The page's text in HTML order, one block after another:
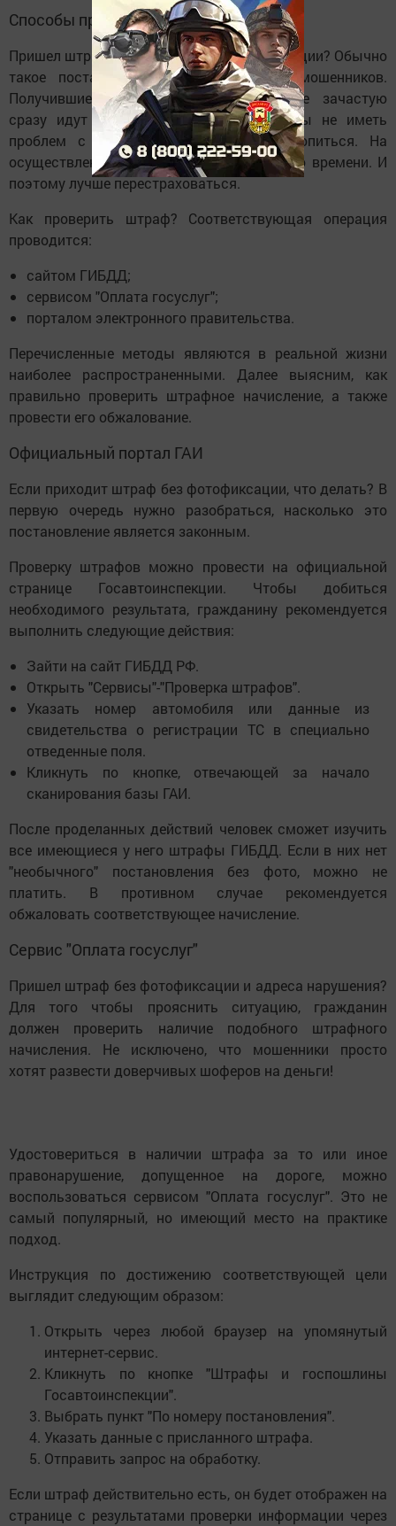
Способы проверки штрафа
Пришел штраф за парковку без фотофиксации? Обычно
такое постановление - это дело рук мошенников.
Получившие "письма счастья" граждане зачастую
сразу идут оплачивать квитанции, чтобы не иметь
проблем с законом. Но лучше не торопиться. На
осуществление платежа отводится немало времени. И
поэтому лучше перестраховаться.
Как проверить штраф? Соответствующая операция
проводится:
сайтом ГИБДД;
сервисом "Оплата госуслуг";
порталом электронного правительства.
Перечисленные методы являются в реальной жизни
наиболее распространенными. Далее выясним, как
правильно проверить штрафное начисление, а также
провести его обжалование.
Официальный портал ГАИ
Если приходит штраф без фотофиксации, что делать? В
первую очередь нужно разобраться, насколько это
постановление является законным.
Проверку штрафов можно провести на официальной
странице Госавтоинспекции. Чтобы добиться
необходимого результата, гражданину рекомендуется
выполнить следующие действия:
Зайти на сайт ГИБДД РФ.
Открыть "Сервисы"-"Проверка штрафов".
Указать номер автомобиля или данные из
свидетельства о регистрации ТС в специально
отведенные поля.
Кликнуть по кнопке, отвечающей за начало
сканирования базы ГАИ.
После проделанных действий человек сможет изучить
все имеющиеся у него штрафы ГИБДД. Если в них нет
"необычного" постановления без фото, можно не
платить. В противном случае рекомендуется
обжаловать соответствующее начисление.
Сервис "Оплата госуслуг"
Пришел штраф без фотофиксации и адреса нарушения?
Для того чтобы прояснить ситуацию, гражданин
должен проверить наличие подобного штрафного
начисления. Не исключено, что мошенники просто
хотят развести доверчивых шоферов на деньги!
Удостовериться в наличии штрафа за то или иное
правонарушение, допущенное на дороге, можно
воспользоваться сервисом "Оплата госуслуг". Это не
самый популярный, но имеющий место на практике
подход.
Инструкция по достижению соответствующей цели
выглядит следующим образом:
Открыть через любой браузер на упомянутый
интернет-сервис.
Кликнуть по кнопке "Штрафы и госпошлины
Госавтоинспекции".
Выбрать пункт "По номеру постановления".
Указать данные с присланного штрафа.
Отправить запрос на обработку.
Если штраф действительно есть, он будет отображен на
странице с результатами проверки информации через